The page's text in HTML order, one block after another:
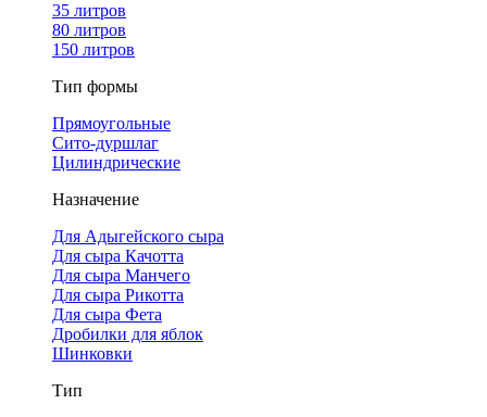
35 литров
80 литров
150 литров
Тип формы
Прямоугольные
Сито-дуршлаг
Цилиндрические
Назначение
Для Адыгейского сыра
Для сыра Качотта
Для сыра Манчего
Для сыра Рикотта
Для сыра Фета
Дробилки для яблок
Шинковки
Тип